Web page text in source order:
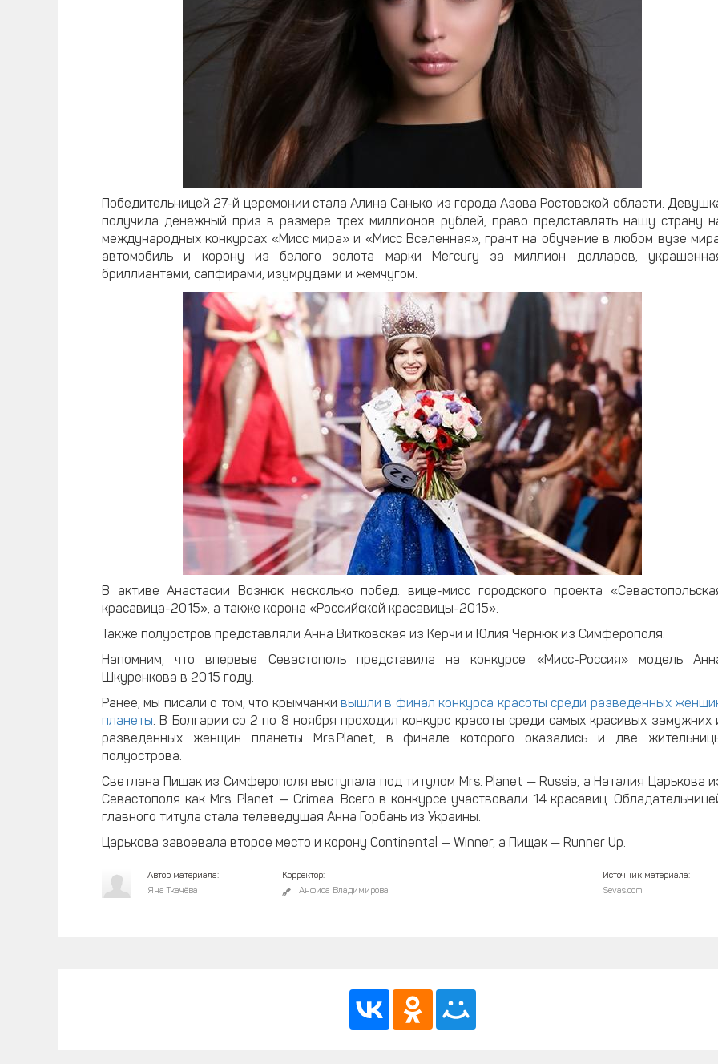
Победительницей 27-й церемонии стала Алина Санько из города Азова Ростовской области.
получила денежный приз в размере трех миллионов рублей, право представлять нашу страну
международных конкурсах «Мисс мира» и «Мисс Вселенная», грант на обучение в любом вузе
автомобиль и корону из белого золота марки Mercury за миллион долларов,
бриллиантами, сапфирами, изумрудами и жемчугом.
В активе Анастасии Вознюк несколько побед: вице-мисс городского проекта
красавица-2015», а также корона «Российской красавицы-2015».
Также полуостров представляли Анна Витковская из Керчи и Юлия Чернюк из Симферополя.
Напомним, что впервые Севастополь представила на конкурсе «Мисс-Россия» модель
Шкуренкова в 2015 году.
Ранее, мы писали о том, что крымчанки вышли в финал конкурса красоты среди разведенных
планеты. В Болгарии со 2 по 8 ноября проходил конкурс красоты среди самых красивых замужних
разведенных женщин планеты Mrs.Planet, в финале которого оказались и две
полуострова.
Светлана Пищак из Симферополя выступала под титулом Mrs. Planet — Russia, а Наталия Царькова
Севастополя как Mrs. Planet — Crimea. Всего в конкурсе участвовали 14 красавиц.
главного титула стала телеведущая Анна Горбань из Украины.
Царькова завоевала второе место и корону Continental — Winner, а Пищак — Runner Up.
Автор материала:
Яна Ткачёва
Корректор:
Анфиса Владимирова
Источник материала:
Sevas.com